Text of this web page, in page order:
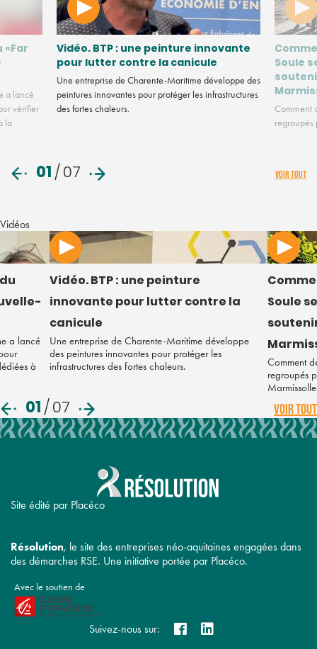
«Far
a lancé
vérifier
la
Vidéo. BTP : une peinture innovante
pour lutter contre la canicule
Une entreprise de Charente-Maritime développe des
peintures innovantes pour protéger les infrastructures
des fortes chaleurs.
Soule
Comment
regroupés
01/07 VOIR TOUT
Vidéos
a lancé
à
Vidéo. BTP : une peinture
innovante pour lutter contre la
canicule
Une entreprise de Charente-Maritime développe
des peintures innovantes pour protéger les
infrastructures des fortes chaleurs.
Soule
Comment
regroupés
Marmissolle
01/07 VOIR TOUT
Site édité par Placéco
Résolution, le site des entreprises néo-aquitaines engagées dans
des démarches RSE. Une initiative portée par Placéco.
Avec le soutien de
Suivez-nous sur: